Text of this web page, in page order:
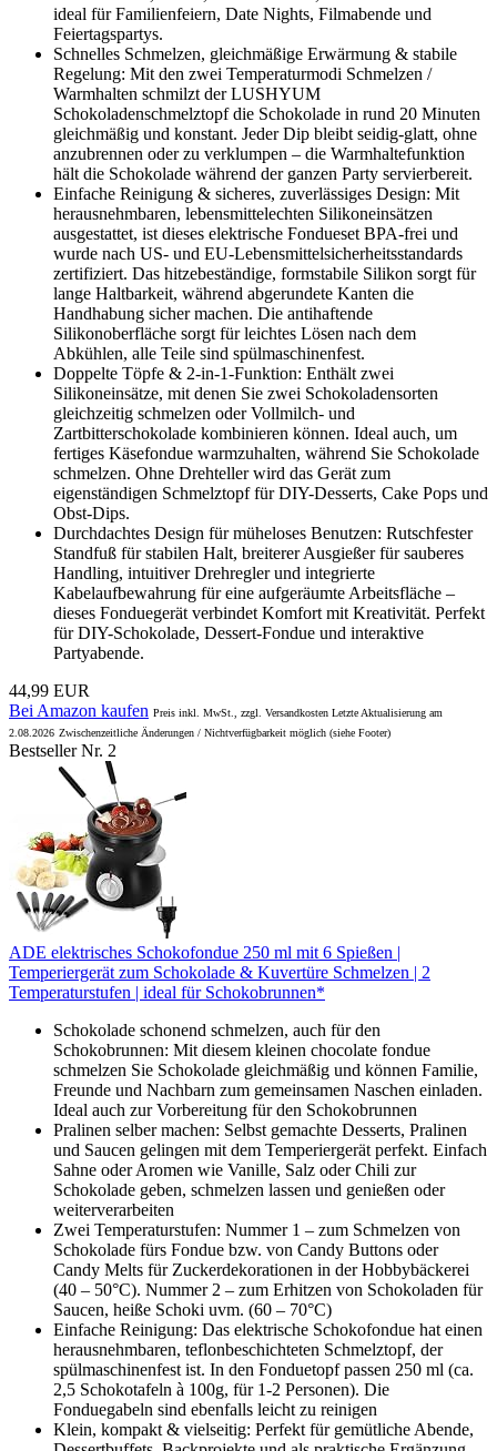
ideal für Familienfeiern, Date Nights, Filmabende und
Feiertagspartys.
Schnelles Schmelzen, gleichmäßige Erwärmung & stabile
Regelung: Mit den zwei Temperaturmodi Schmelzen /
Warmhalten schmilzt der LUSHYUM
Schokoladenschmelztopf die Schokolade in rund 20 Minuten
gleichmäßig und konstant. Jeder Dip bleibt seidig-glatt, ohne
anzubrennen oder zu verklumpen – die Warmhaltefunktion
hält die Schokolade während der ganzen Party servierbereit.
Einfache Reinigung & sicheres, zuverlässiges Design: Mit
herausnehmbaren, lebensmittelechten Silikoneinsätzen
ausgestattet, ist dieses elektrische Fondueset BPA-frei und
wurde nach US- und EU-Lebensmittelsicherheitsstandards
zertifiziert. Das hitzebeständige, formstabile Silikon sorgt für
lange Haltbarkeit, während abgerundete Kanten die
Handhabung sicher machen. Die antihaftende
Silikonoberfläche sorgt für leichtes Lösen nach dem
Abkühlen, alle Teile sind spülmaschinenfest.
Doppelte Töpfe & 2-in-1-Funktion: Enthält zwei
Silikoneinsätze, mit denen Sie zwei Schokoladensorten
gleichzeitig schmelzen oder Vollmilch- und
Zartbitterschokolade kombinieren können. Ideal auch, um
fertiges Käsefondue warmzuhalten, während Sie Schokolade
schmelzen. Ohne Drehteller wird das Gerät zum
eigenständigen Schmelztopf für DIY-Desserts, Cake Pops und
Obst-Dips.
Durchdachtes Design für müheloses Benutzen: Rutschfester
Standfuß für stabilen Halt, breiterer Ausgießer für sauberes
Handling, intuitiver Drehregler und integrierte
Kabelaufbewahrung für eine aufgeräumte Arbeitsfläche –
dieses Fonduegerät verbindet Komfort mit Kreativität. Perfekt
für DIY-Schokolade, Dessert-Fondue und interaktive
Partyabende.
44,99 EUR
Bei Amazon kaufen Preis inkl. MwSt., zzgl. Versandkosten Letzte Aktualisierung am
2.08.2026 Zwischenzeitliche Änderungen / Nichtverfügbarkeit möglich (siehe Footer)
Bestseller Nr. 2
ADE elektrisches Schokofondue 250 ml mit 6 Spießen |
Temperiergerät zum Schokolade & Kuvertüre Schmelzen | 2
Temperaturstufen | ideal für Schokobrunnen*
Schokolade schonend schmelzen, auch für den
Schokobrunnen: Mit diesem kleinen chocolate fondue
schmelzen Sie Schokolade gleichmäßig und können Familie,
Freunde und Nachbarn zum gemeinsamen Naschen einladen.
Ideal auch zur Vorbereitung für den Schokobrunnen
Pralinen selber machen: Selbst gemachte Desserts, Pralinen
und Saucen gelingen mit dem Temperiergerät perfekt. Einfach
Sahne oder Aromen wie Vanille, Salz oder Chili zur
Schokolade geben, schmelzen lassen und genießen oder
weiterverarbeiten
Zwei Temperaturstufen: Nummer 1 – zum Schmelzen von
Schokolade fürs Fondue bzw. von Candy Buttons oder
Candy Melts für Zuckerdekorationen in der Hobbybäckerei
(40 – 50°C). Nummer 2 – zum Erhitzen von Schokoladen für
Saucen, heiße Schoki uvm. (60 – 70°C)
Einfache Reinigung: Das elektrische Schokofondue hat einen
herausnehmbaren, teflonbeschichteten Schmelztopf, der
spülmaschinenfest ist. In den Fonduetopf passen 250 ml (ca.
2,5 Schokotafeln à 100g, für 1-2 Personen). Die
Fonduegabeln sind ebenfalls leicht zu reinigen
Klein, kompakt & vielseitig: Perfekt für gemütliche Abende,